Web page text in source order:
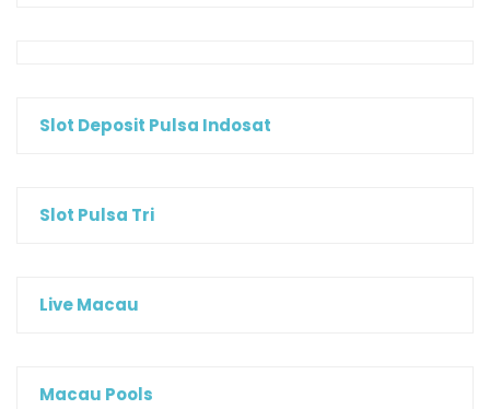
Slot Deposit Pulsa Indosat
Slot Pulsa Tri
Live Macau
Macau Pools